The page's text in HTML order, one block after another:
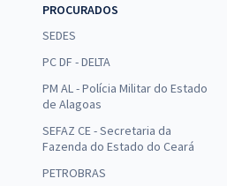
PROCURADOS
SEDES
PC DF - DELTA
PM AL - Polícia Militar do Estado
de Alagoas
SEFAZ CE - Secretaria da
Fazenda do Estado do Ceará
PETROBRAS